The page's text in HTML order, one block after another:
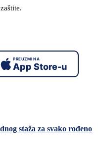
PREUZMI NA
App Store-u
staža za svako rođeno